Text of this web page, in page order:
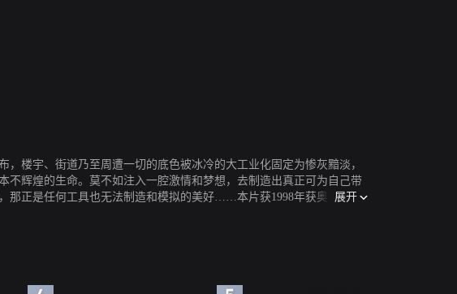
楼宇、街道乃至周遭一切的底色被冰冷的大工业化固定为惨灰黯淡，
辉煌的生命。莫不如注入一腔激情和梦想，去制造出真正可为自己带
那正是任何工具也无法制造和模拟的美好……本片获1998年获奥斯卡最
展开